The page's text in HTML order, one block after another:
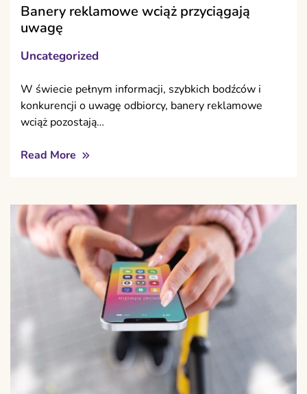
Banery reklamowe wciąż przyciągają
uwagę
Uncategorized
W świecie pełnym informacji, szybkich bodźców i
konkurencji o uwagę odbiorcy, banery reklamowe
wciąż pozostają…
Read More